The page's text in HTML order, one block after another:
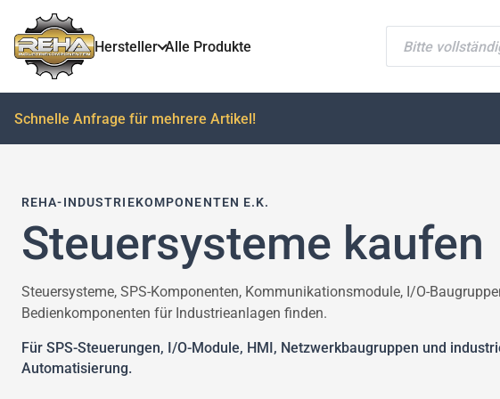
Hersteller Alle Produkte
Typnummer
Schnelle Anfrage für mehrere Artikel!
REHA-INDUSTRIEKOMPONENTEN E.K.
Steuersysteme kaufen
Steuersysteme, SPS-Komponenten, Kommunikationsmodule, I/O-
Bedienkomponenten für Industrieanlagen finden.
Für SPS-Steuerungen, I/O-Module, HMI, Netzwerkbaugruppen und
Automatisierung.